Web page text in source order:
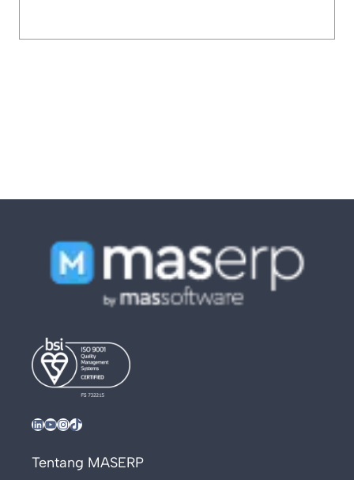
LinkedIn YouTube InstagramTikTok
Tentang MASERP